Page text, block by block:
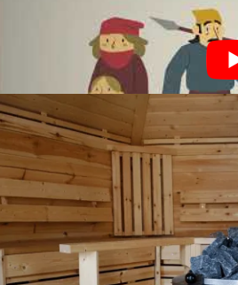
Een niet te vertalen
familie en